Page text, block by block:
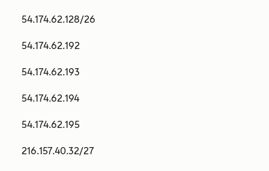
54.174.62.128/26
54.174.62.192
54.174.62.193
54.174.62.194
54.174.62.195
216.157.40.32/27